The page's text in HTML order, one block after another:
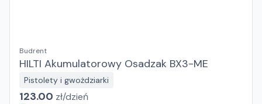
Budrent
HILTI Akumulatorowy Osadzak BX3-ME
Pistolety i gwożdziarki
123.00 zł/dzień